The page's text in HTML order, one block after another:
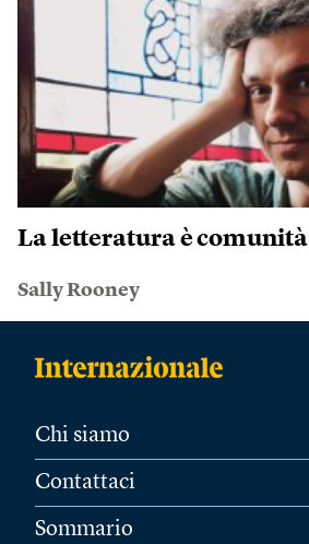
La letteratura è comunità
Sally Rooney
Chi siamo
Contattaci
Sommario